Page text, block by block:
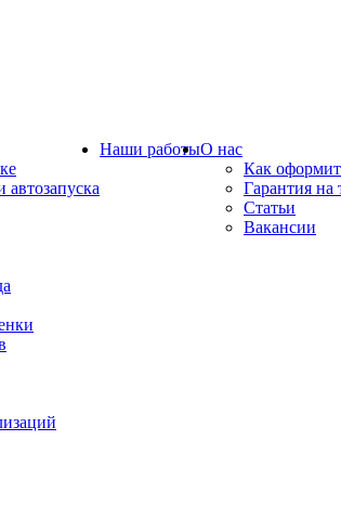
автозапуска
Наши работыО нас
Как
Гарантия на
Статьи
Вакансии